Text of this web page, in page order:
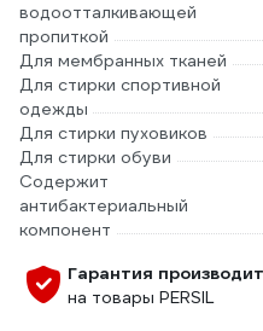
водоотталкивающей
пропиткой
Для мембранных тканей
Для стирки спортивной
одежды
Для стирки пуховиков
Для стирки обуви
Содержит
антибактериальный
компонент
Гарантия
на товары PERSIL